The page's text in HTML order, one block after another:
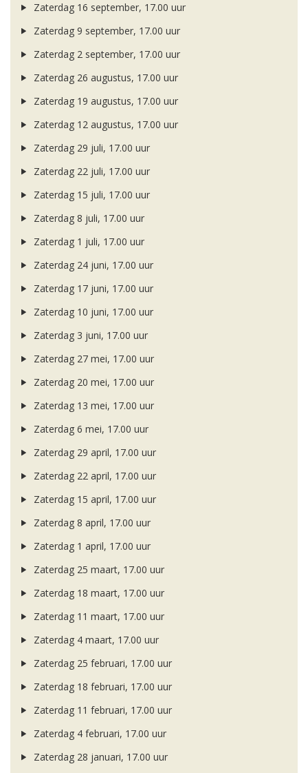
Zaterdag 16 september, 17.00 uur
Zaterdag 9 september, 17.00 uur
Zaterdag 2 september, 17.00 uur
Zaterdag 26 augustus, 17.00 uur
Zaterdag 19 augustus, 17.00 uur
Zaterdag 12 augustus, 17.00 uur
Zaterdag 29 juli, 17.00 uur
Zaterdag 22 juli, 17.00 uur
Zaterdag 15 juli, 17.00 uur
Zaterdag 8 juli, 17.00 uur
Zaterdag 1 juli, 17.00 uur
Zaterdag 24 juni, 17.00 uur
Zaterdag 17 juni, 17.00 uur
Zaterdag 10 juni, 17.00 uur
Zaterdag 3 juni, 17.00 uur
Zaterdag 27 mei, 17.00 uur
Zaterdag 20 mei, 17.00 uur
Zaterdag 13 mei, 17.00 uur
Zaterdag 6 mei, 17.00 uur
Zaterdag 29 april, 17.00 uur
Zaterdag 22 april, 17.00 uur
Zaterdag 15 april, 17.00 uur
Zaterdag 8 april, 17.00 uur
Zaterdag 1 april, 17.00 uur
Zaterdag 25 maart, 17.00 uur
Zaterdag 18 maart, 17.00 uur
Zaterdag 11 maart, 17.00 uur
Zaterdag 4 maart, 17.00 uur
Zaterdag 25 februari, 17.00 uur
Zaterdag 18 februari, 17.00 uur
Zaterdag 11 februari, 17.00 uur
Zaterdag 4 februari, 17.00 uur
Zaterdag 28 januari, 17.00 uur